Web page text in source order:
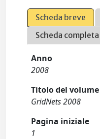
Scheda breve
Scheda completa
Anno
2008
Titolo del volume
GridNets 2008
Pagina iniziale
1